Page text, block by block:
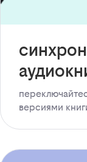
версиями